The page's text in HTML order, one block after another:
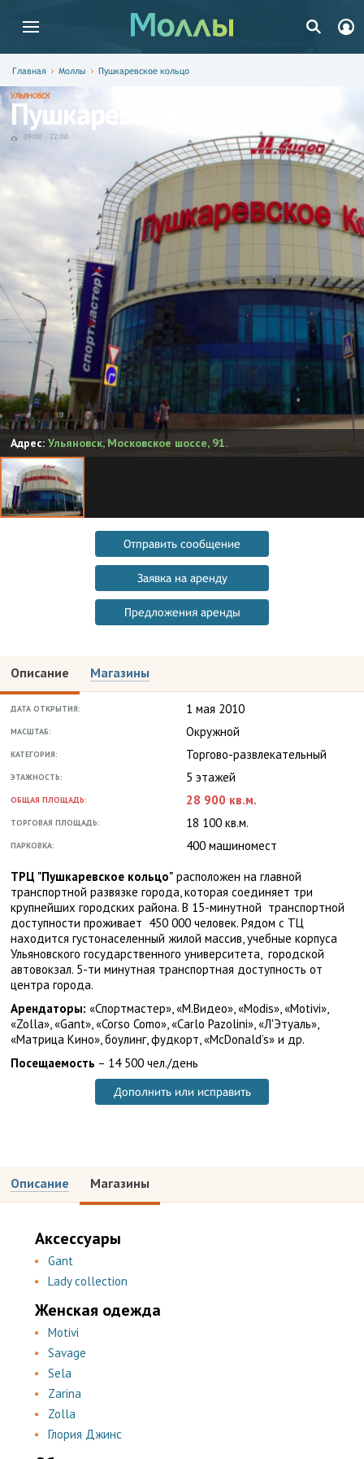
Главная Моллы Пушкаревское кольцо
УЛЬЯНОВСК
Пушкаревское кольцо
09:00 - 22:00
Адрес: Ульяновск, Московское шоссе, 91.
Отправить сообщение
Заявка на аренду
Предложения аренды
Описание Магазины
ДАТА ОТКРЫТИЯ: 1 мая 2010
МАСШТАБ: Окружной
КАТЕГОРИЯ: Торгово-развлекательный
ЭТАЖНОСТЬ: 5 этажей
ОБЩАЯ ПЛОЩАДЬ: 28 900 кв.м.
ТОРГОВАЯ ПЛОЩАДЬ: 18 100 кв.м.
ПАРКОВКА:
400 машиномест
ТРЦ "Пушкаревское кольцо" расположен на главной
транспортной развязке города, которая соединяет три
крупнейших городских района. В 15-минутной транспортной
доступности проживает 450 000 человек. Рядом с ТЦ
находится густонаселенный жилой массив, учебные корпуса
Ульяновского государственного университета, городской
автовокзал. 5-ти минутная транспортная доступность от
центра города.
Арендаторы: «Спортмастер», «М.Видео», «Modis», «Motivi»,
«Zolla», «Gant», «Corso Como», «Carlo Pazolini», «Л'Этуаль»,
«Матрица Кино», боулинг, фудкорт, «McDonald’s» и др.
Посещаемость – 14 500 чел./день
Дополнить или исправить
Описание Магазины
Аксессуары
Gant
Lady collection
Женская одежда
Motivi
Savage
Sela
Zarina
Zolla
Глория Джинс